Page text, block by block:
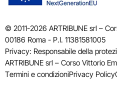
© 2011-2026 ARTRIBUNE srl –
00186 Roma - P.I. 11381581005
Privacy: Responsabile della
ARTRIBUNE srl – Corso Vittorio
Termini e condizioniPrivacy Policy